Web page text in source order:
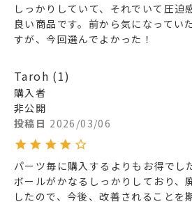
しっかりしていて、それでいて圧迫
良い商品です。前から気になって
すが、今回選んでよかった！
Taroh 1
購入者
非公開
投稿日 2026/03/06
パーツ毎に購入するよりもお得でし
ボールがかなるしっかりしており、
したので、今後、改善されることを